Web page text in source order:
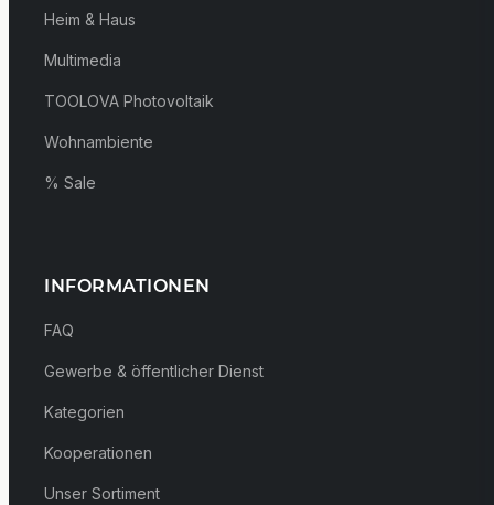
Heim & Haus
Multimedia
TOOLOVA Photovoltaik
Wohnambiente
% Sale
INFORMATIONEN
FAQ
Gewerbe & öffentlicher Dienst
Kategorien
Kooperationen
Unser Sortiment